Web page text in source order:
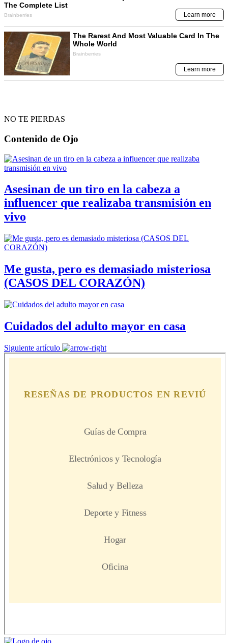
NO TE PIERDAS
Contenido de Ojo
Asesinan de un tiro en la cabeza a
influencer que realizaba transmisión en
vivo
Me gusta, pero es demasiado misteriosa
(CASOS DEL CORAZÓN)
Cuidados del adulto mayor en casa
Siguiente artículo